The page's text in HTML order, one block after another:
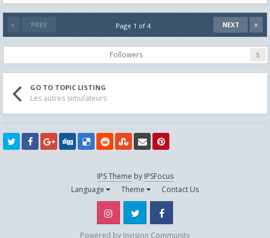
PREV NEXT
Page 1 of 4
Followers 5
GO TO TOPIC LISTING
Les autres simulateurs
IPS Theme by IPSFocus
Language
Theme Contact Us
Instagram Twitter
Powered by Invision Community